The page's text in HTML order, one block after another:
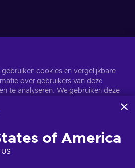
gameaanbiedingen
Abonneer
moment afmelden. Bezoek dePrivacy
gebruiken cookies en vergelijkbare
over gebruikers van deze
te analyseren. We gebruiken deze
persoonlijke gegevens kunnen ook
te klikken, geef je toestemming
technologieën door Eneba en haar
aanpassen door op
of America